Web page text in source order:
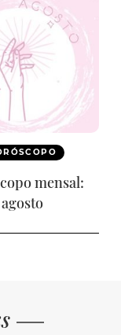
mensal:
agosto